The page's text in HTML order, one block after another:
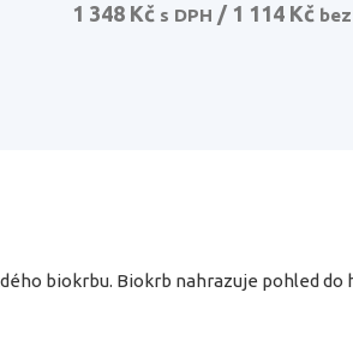
1 348 Kčs DPH / 1 114 Kč
biokrbu. Biokrb nahrazuje pohled